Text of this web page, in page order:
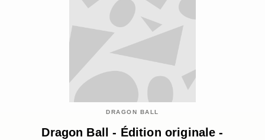
DRAGON BALL
Dragon Ball - Édition originale -